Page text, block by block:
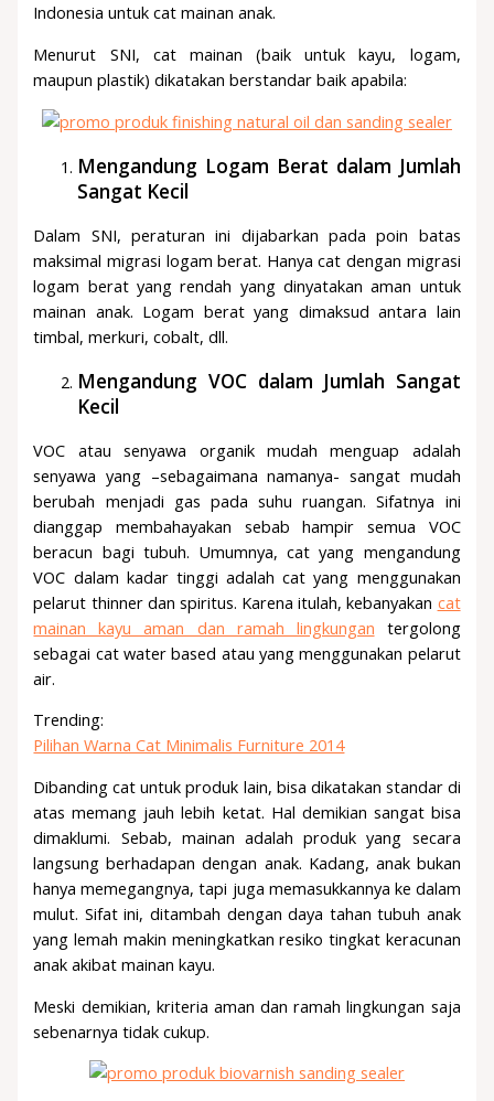
Indonesia untuk cat mainan anak.
Menurut SNI, cat mainan (baik untuk kayu, logam,
maupun plastik) dikatakan berstandar baik apabila:
Mengandung Logam Berat dalam Jumlah
Sangat Kecil
Dalam SNI, peraturan ini dijabarkan pada poin batas
maksimal migrasi logam berat. Hanya cat dengan migrasi
logam berat yang rendah yang dinyatakan aman untuk
mainan anak. Logam berat yang dimaksud antara lain
timbal, merkuri, cobalt, dll.
Mengandung VOC dalam Jumlah Sangat
Kecil
VOC atau senyawa organik mudah menguap adalah
senyawa yang –sebagaimana namanya- sangat mudah
berubah menjadi gas pada suhu ruangan. Sifatnya ini
dianggap membahayakan sebab hampir semua VOC
beracun bagi tubuh. Umumnya, cat yang mengandung
VOC dalam kadar tinggi adalah cat yang menggunakan
pelarut thinner dan spiritus. Karena itulah, kebanyakan cat
mainan kayu aman dan ramah lingkungan tergolong
sebagai cat water based atau yang menggunakan pelarut
air.
Trending:
Pilihan Warna Cat Minimalis Furniture 2014
Dibanding cat untuk produk lain, bisa dikatakan standar di
atas memang jauh lebih ketat. Hal demikian sangat bisa
dimaklumi. Sebab, mainan adalah produk yang secara
langsung berhadapan dengan anak. Kadang, anak bukan
hanya memegangnya, tapi juga memasukkannya ke dalam
mulut. Sifat ini, ditambah dengan daya tahan tubuh anak
yang lemah makin meningkatkan resiko tingkat keracunan
anak akibat mainan kayu.
Meski demikian, kriteria aman dan ramah lingkungan saja
sebenarnya tidak cukup.